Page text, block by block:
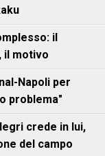
il
il motivo
Napoli per
problema"
crede in lui,
del campo